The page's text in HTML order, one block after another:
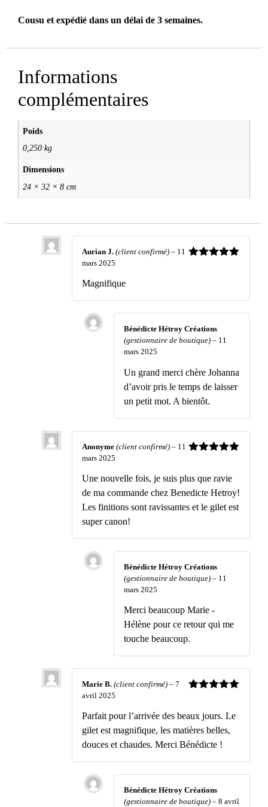
Cousu et expédié dans un délai de 3 semaines.
Informations
complémentaires
Poids
0,250 kg
Dimensions
24 × 32 × 8 cm
Aurian J. (client confirmé) – 11
mars 2025
Magnifique
Bénédicte Hétroy Créations
(gestionnaire de boutique) – 11
mars 2025
Un grand merci chère Johanna
d’avoir pris le temps de laisser
un petit mot. A bientôt.
Anonyme (client confirmé) – 11
mars 2025
Une nouvelle fois, je suis plus que ravie
de ma commande chez Benedicte Hetroy!
Les finitions sont ravissantes et le gilet est
super canon!
Bénédicte Hétroy Créations
(gestionnaire de boutique) – 11
mars 2025
Merci beaucoup Marie -
Hélène pour ce retour qui me
touche beaucoup.
Marie B. (client confirmé) – 7
avril 2025
Parfait pour l’arrivée des beaux jours. Le
gilet est magnifique, les matières belles,
douces et chaudes. Merci Bénédicte !
Bénédicte Hétroy Créations
(gestionnaire de boutique) – 8 avril